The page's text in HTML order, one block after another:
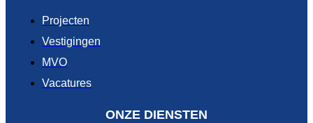
Projecten
Vestigingen
MVO
Vacatures
ONZE DIENSTEN